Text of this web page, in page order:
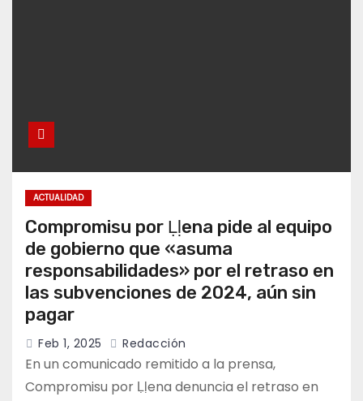
ACTUALIDAD
Compromisu por Ḷḷena pide al equipo
de gobierno que «asuma
responsabilidades» por el retraso en
las subvenciones de 2024, aún sin
pagar
Feb 1, 2025 Redacción
En un comunicado remitido a la prensa,
Compromisu por Ḷḷena denuncia el retraso en